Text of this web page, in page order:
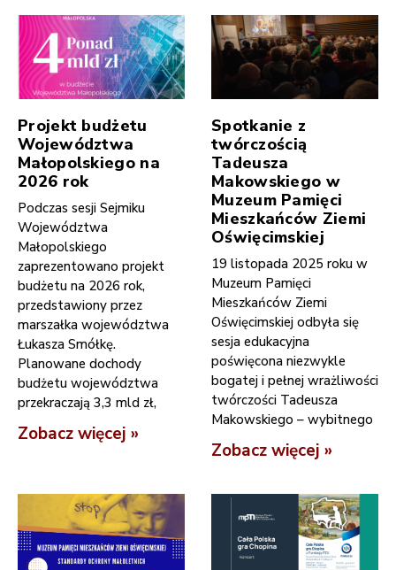
Projekt budżetu
Województwa
Małopolskiego na
2026 rok
Podczas sesji Sejmiku
Województwa
Małopolskiego
zaprezentowano projekt
budżetu na 2026 rok,
przedstawiony przez
marszałka województwa
Łukasza Smółkę.
Planowane dochody
budżetu województwa
przekraczają 3,3 mld zł,
Zobacz więcej »
Spotkanie z
twórczością
Tadeusza
Makowskiego w
Muzeum Pamięci
Mieszkańców Ziemi
Oświęcimskiej
19 listopada 2025 roku w
Muzeum Pamięci
Mieszkańców Ziemi
Oświęcimskiej odbyła się
sesja edukacyjna
poświęcona niezwykle
bogatej i pełnej wrażliwości
twórczości Tadeusza
Makowskiego – wybitnego
Zobacz więcej »